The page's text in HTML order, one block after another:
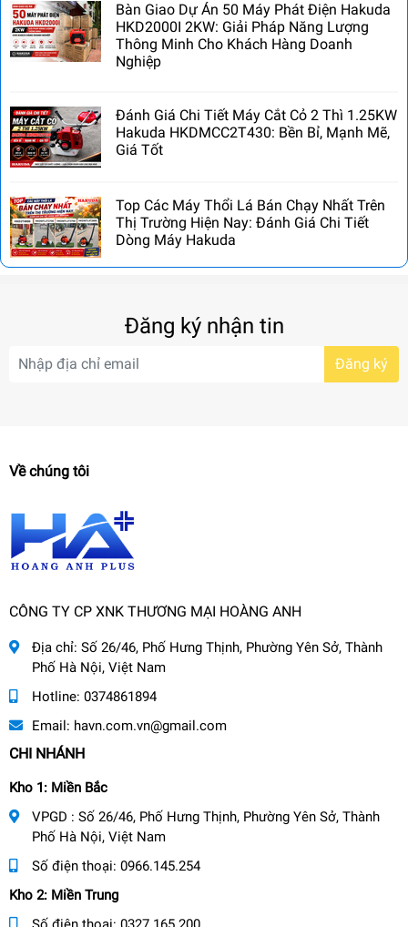
Bàn Giao Dự Án 50 Máy Phát Điện Hakuda
HKD2000I 2KW: Giải Pháp Năng Lượng
Thông Minh Cho Khách Hàng Doanh
Nghiệp
Đánh Giá Chi Tiết Máy Cắt Cỏ 2 Thì 1.25KW
Hakuda HKDMCC2T430: Bền Bỉ, Mạnh Mẽ,
Giá Tốt
Top Các Máy Thổi Lá Bán Chạy Nhất Trên
Thị Trường Hiện Nay: Đánh Giá Chi Tiết
Dòng Máy Hakuda
Đăng ký nhận tin
Đăng ký
Về chúng tôi
CÔNG TY CP XNK THƯƠNG MẠI HOÀNG ANH
Địa chỉ: Số 26/46, Phố Hưng Thịnh, Phường Yên Sở, Thành
Phố Hà Nội, Việt Nam
Hotline: 0374861894
Email: havn.com.vn@gmail.com
CHI NHÁNH
Kho 1: Miền Bắc
VPGD : Số 26/46, Phố Hưng Thịnh, Phường Yên Sở, Thành
Phố Hà Nội, Việt Nam
Số điện thoại: 0966.145.254
Kho 2: Miền Trung